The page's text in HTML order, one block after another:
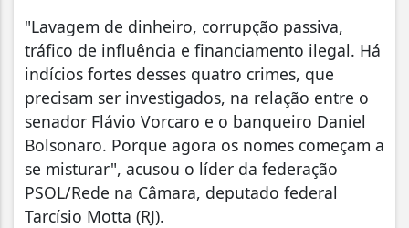
"Lavagem de dinheiro, corrupção passiva,
tráfico de influência e financiamento ilegal. Há
indícios fortes desses quatro crimes, que
precisam ser investigados, na relação entre o
senador Flávio Vorcaro e o banqueiro Daniel
Bolsonaro. Porque agora os nomes começam a
se misturar", acusou o líder da federação
PSOL/Rede na Câmara, deputado federal
Tarcísio Motta (RJ).